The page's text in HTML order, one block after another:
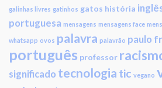
galinhas livres gatinhos gatos história
portuguesa mensagens mensagens face
whatsapp ovos palavra palavrão paulo
português professor
significado tecnologia tic vegano